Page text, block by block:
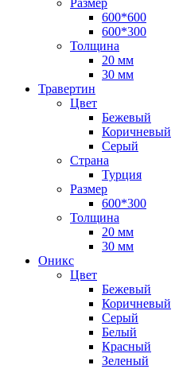
Размер
600*600
600*300
Толщина
20 мм
30 мм
Травертин
Цвет
Бежевый
Коричневый
Серый
Страна
Турция
Размер
600*300
Толщина
20 мм
30 мм
Оникс
Цвет
Бежевый
Коричневый
Серый
Белый
Красный
Зеленый